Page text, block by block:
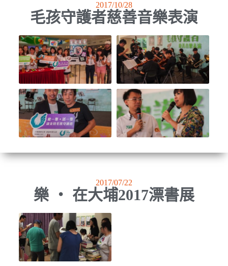
2017/10/28
毛孩守護者慈善音樂表演
2017/07/22
樂 ‧ 在大埔2017漂書展